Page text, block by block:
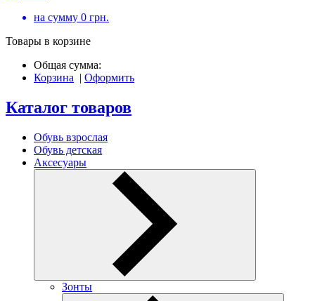
на сумму 0 грн.
Товары в корзине
Общая сумма:
Корзина | Оформить
Каталог товаров
Обувь взрослая
Обувь детская
Аксесуары
Зонты